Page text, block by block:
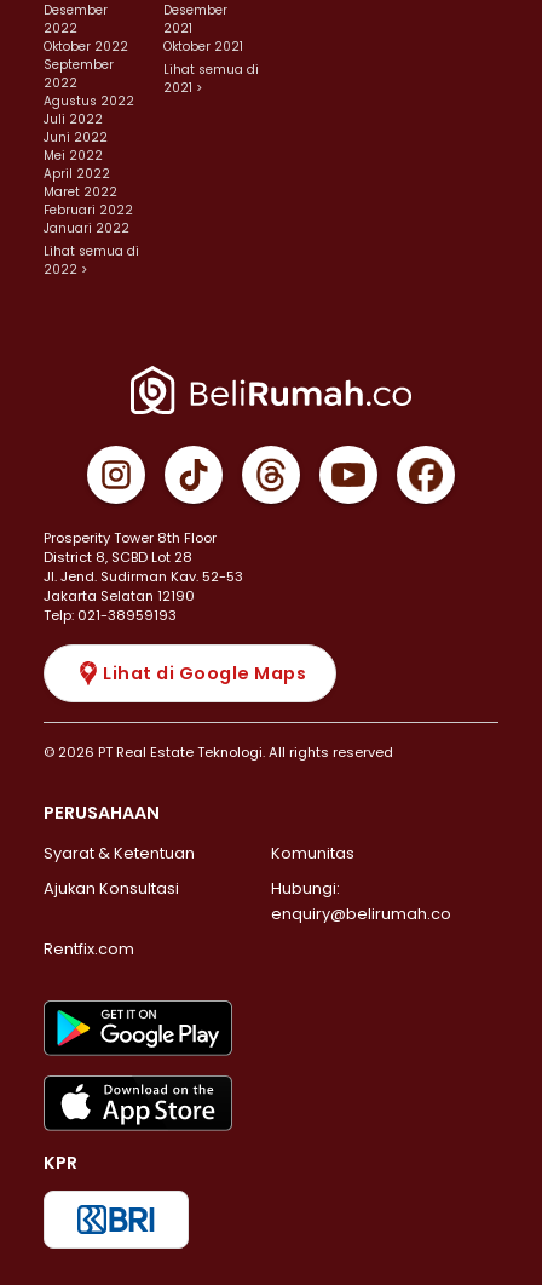
Desember
2022
Oktober 2022
September
2022
Agustus 2022
Juli 2022
Juni 2022
Mei 2022
April 2022
Maret 2022
Februari 2022
Januari 2022
Lihat semua di
2022 >
Desember
2021
Oktober 2021
Lihat semua di
2021 >
Prosperity Tower 8th Floor
District 8, SCBD Lot 28
JI. Jend. Sudirman Kav. 52-53
Jakarta Selatan 12190
Telp: 021-38959193
Lihat di Google Maps
© 2026 PT Real Estate Teknologi. All rights reserved
PERUSAHAAN
Syarat & Ketentuan
Komunitas
Ajukan Konsultasi
Hubungi:
enquiry@belirumah.co
Rentfix.com
KPR